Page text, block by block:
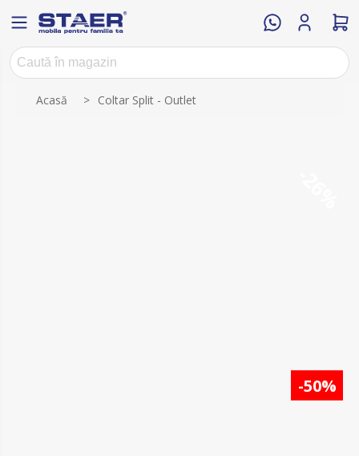
Acasă > Coltar Split - Outlet
-30%
-50%
Numele atributului Valoarea atributului